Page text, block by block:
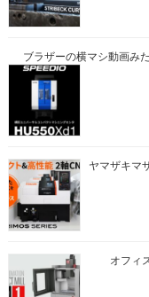
ブラザーの横マシ動画み
ヤマザキマ
オフィ